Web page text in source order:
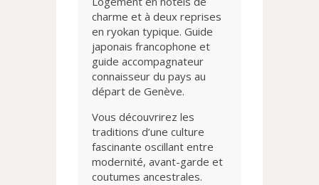
charme et à deux reprises
en ryokan typique. Guide
japonais francophone et
guide accompagnateur
connaisseur du pays au
départ de Genève.
Vous découvrirez les
traditions d’une culture
fascinante oscillant entre
modernité, avant-garde et
coutumes ancestrales.